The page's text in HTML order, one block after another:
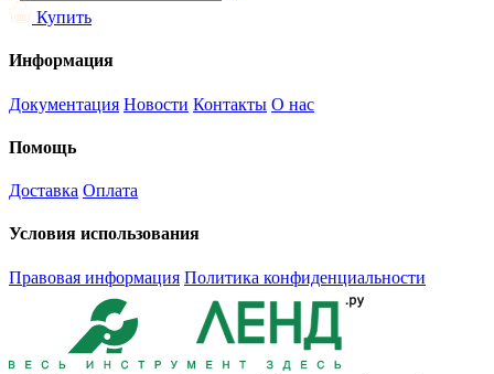
Купить
Информация
Документация Новости Контакты О нас
Помощь
Доставка Оплата
Условия использования
Правовая информация Политика конфиденциальности